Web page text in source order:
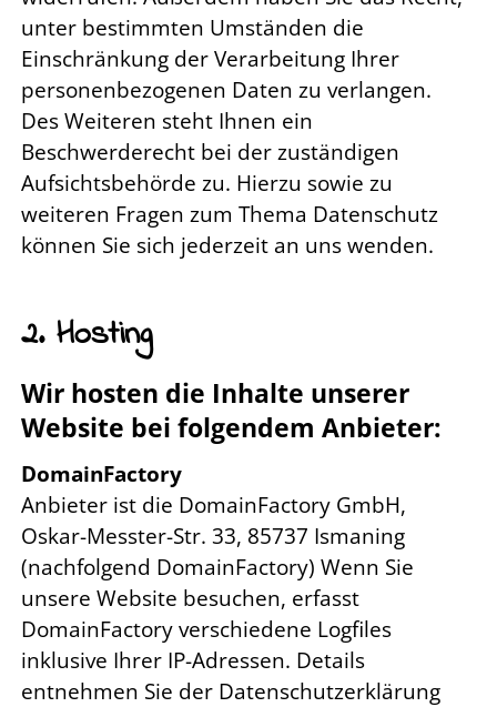
unter bestimmten Umständen die
Einschränkung der Verarbeitung Ihrer
personenbezogenen Daten zu verlangen.
Des Weiteren steht Ihnen ein
Beschwerderecht bei der zuständigen
Aufsichtsbehörde zu. Hierzu sowie zu
weiteren Fragen zum Thema Datenschutz
können Sie sich jederzeit an uns wenden.
2. Hosting
Wir hosten die Inhalte unserer
Website bei folgendem Anbieter:
DomainFactory
Anbieter ist die DomainFactory GmbH,
Oskar-Messter-Str. 33, 85737 Ismaning
(nachfolgend DomainFactory) Wenn Sie
unsere Website besuchen, erfasst
DomainFactory verschiedene Logfiles
inklusive Ihrer IP-Adressen. Details
entnehmen Sie der Datenschutzerklärung